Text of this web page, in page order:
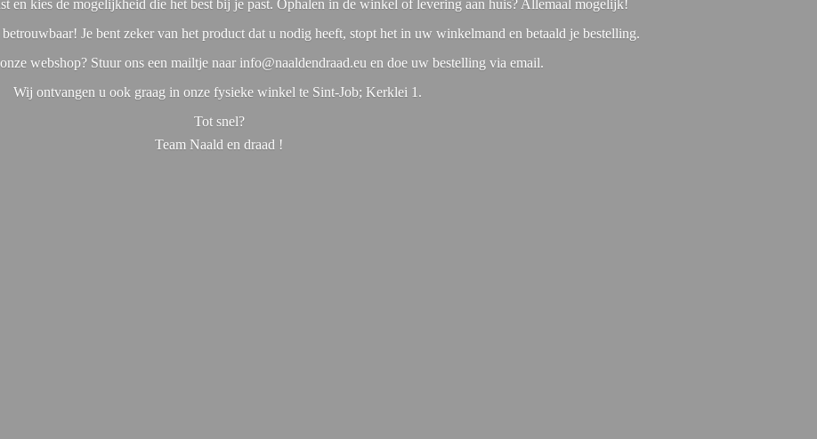
en kies de mogelijkheid die het best bij je past. Ophalen in de winkel of levering aan huis? Allemaal mogelijk!
Je bent zeker van het product dat u nodig heeft, stopt het in uw winkelmand en betaald je bestelling.
webshop? Stuur ons een mailtje naar info@naaldendraad.eu en doe uw bestelling via email.
Wij ontvangen u ook graag in onze fysieke winkel te Sint-Job; Kerklei 1.
Tot snel?
Team Naald en draad !